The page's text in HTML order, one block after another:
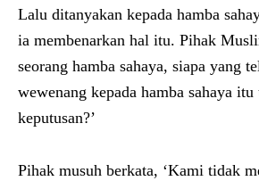
Lalu ditanyakan kepada hamba
ia membenarkan hal itu. Pihak
seorang hamba sahaya, siapa yang
wewenang kepada hamba sahaya
keputusan?’
Pihak musuh berkata, ‘Kami tidak